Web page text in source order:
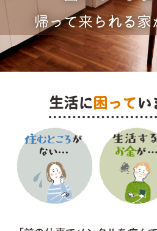
帰って来られる家
生活に困ってい